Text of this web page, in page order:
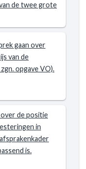
de twee grote
gaan over
van de
opgave VO).
over de positie
in
is.